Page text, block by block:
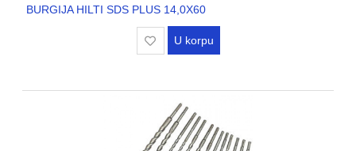
BURGIJA HILTI SDS PLUS 14,0X60
U korpu